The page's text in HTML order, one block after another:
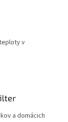
v
a domácich